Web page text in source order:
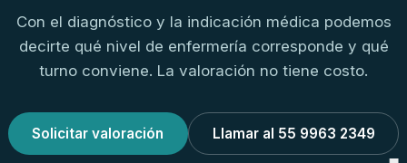
Con el diagnóstico y la indicación médica podemos
decirte qué nivel de enfermería corresponde y qué
turno conviene. La valoración no tiene costo.
Solicitar valoración Llamar al 55 9963 2349